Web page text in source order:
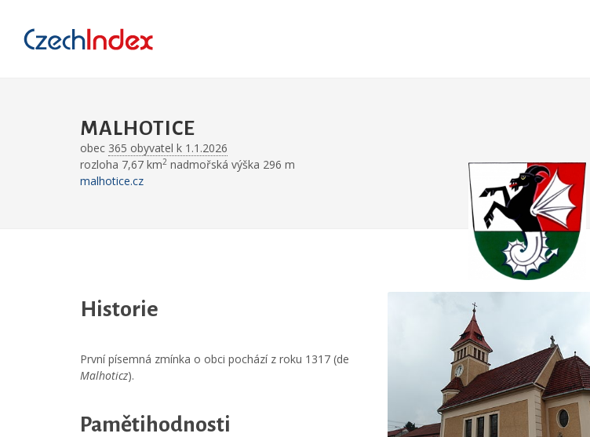
MALHOTICE
obec 365 obyvatel k 1.1.2026
rozloha 7,67 km2 nadmořská výška 296 m
malhotice.cz
Historie
První písemná zmínka o obci pochází z roku 1317 (de
Malhoticz).
Pamětihodnosti